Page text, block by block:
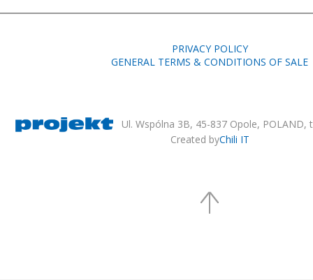
PRIVACY POLICY
GENERAL TERMS & CONDITIONS OF SALE
Ul. Wspólna 3B, 45-837 Opole, POLAND,
Created byChili IT